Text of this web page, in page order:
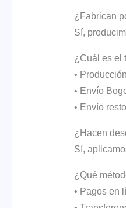
¿Fabrican
Sí,
¿Cuál es el
•
• Envío
• Envío
¿Hacen
Sí,
¿Qué
• Pagos en